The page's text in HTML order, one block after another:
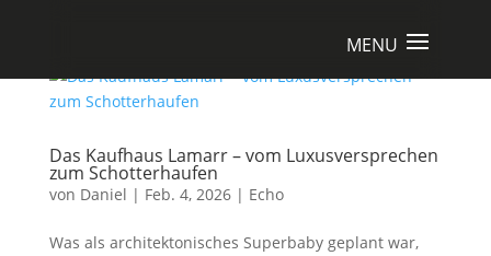
Das Kaufhaus Lamarr – vom Luxusversprechen
zum Schotterhaufen
von Daniel | Feb. 4, 2026| Echo
Was als architektonisches Superbaby geplant war,